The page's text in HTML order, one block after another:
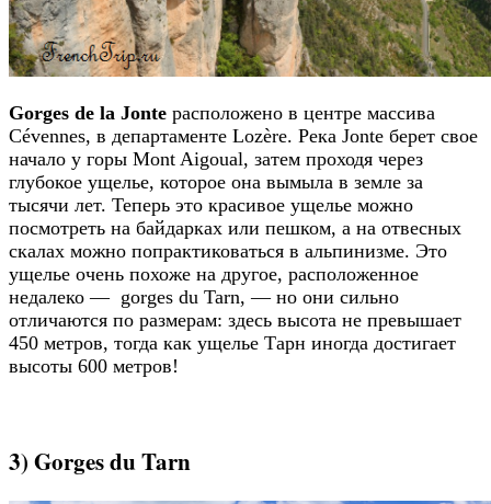
Gorges de la Jonte расположено в центре массива
Cévennes, в департаменте Lozère. Река Jonte берет свое
начало у горы Mont Aigoual, затем проходя через
глубокое ущелье, которое она вымыла в земле за
тысячи лет. Теперь это красивое ущелье можно
посмотреть на байдарках или пешком, а на отвесных
скалах можно попрактиковаться в альпинизме. Это
ущелье очень похоже на другое, расположенное
недалеко — gorges du Tarn, — но они сильно
отличаются по размерам: здесь высота не превышает
450 метров, тогда как ущелье Тарн иногда достигает
высоты 600 метров!
3) Gorges du Tarn